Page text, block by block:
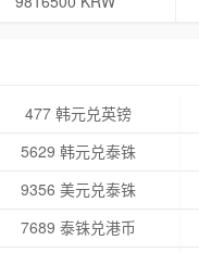
477 韩元兑英镑
5629 韩元兑泰铢
9356 美元兑泰铢
7689 泰铢兑港币